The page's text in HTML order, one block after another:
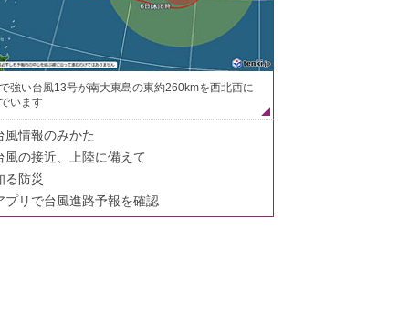
強い台風13号が南大東島の東約260kmを西北西に
います
風情報のみかた
風の接近、上陸に備えて
る防災
プリで台風進路予報を確認